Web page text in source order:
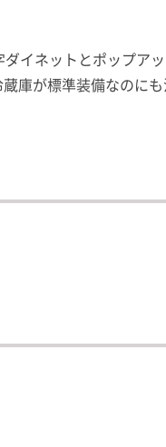
イネットとポップア
庫が標準装備なのにも